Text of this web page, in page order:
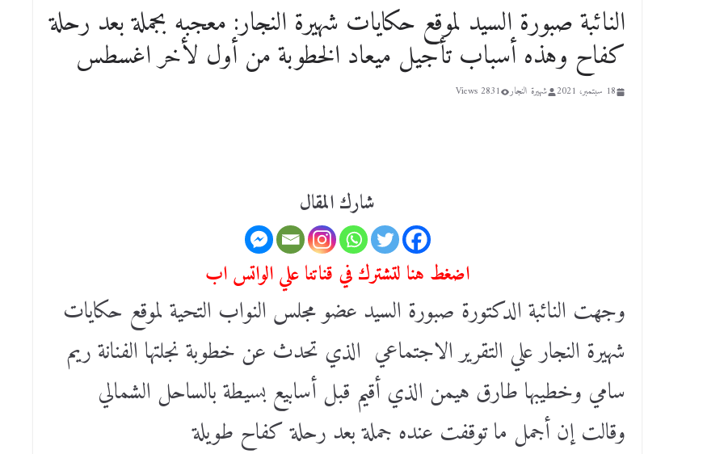
النائبة صبورة السيد لموقع حكايات شهيرة النجار: معجبه بجملة بعد رحلة
كفاح وهذه أسباب تأجيل ميعاد الخطوبة من أول لأخر اغسطس
18 سبتمبر، 2021 شهيرة النجار 2831 Views
شارك المقال
اضغط هنا لتشترك في قناتنا علي الواتس اب
وجهت النائبة الدكتورة صبورة السيد عضو مجلس النواب التحية لموقع حكايات
شهيرة النجار علي التقرير الاجتماعي الذي تحدث عن خطوبة نجلتها الفنانة ريم
سامي وخطيبها طارق هيمن الذي أقيم قبل أسابيع بسيطة بالساحل الشمالي
وقالت إن أجمل ما توقفت عنده جملة بعد رحلة كفاح طويلة